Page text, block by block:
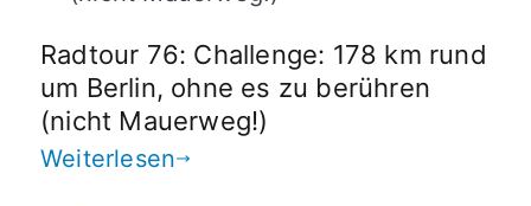
Radtour 76: Challenge: 178 km rund
um Berlin, ohne es zu berühren
(nicht Mauerweg!)
Weiterlesen